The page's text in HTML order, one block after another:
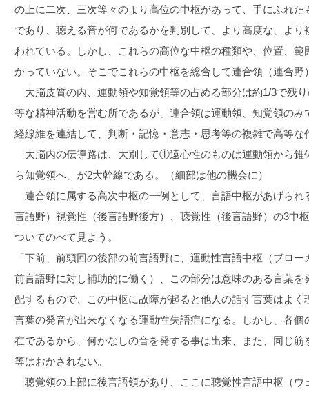
の上に二次、三次等々のより高位の中枢があって、手にふれ
であり、聴える音が何であるかを判別して、より高度な、よ
われている。しかし、これらの高位な中枢の種類や、位置、
かっていない。そこでこれらの中枢を総合して連合領（連合野
大脳皮質の内、運動領や知覚領等の占める部分は約1/3で残
等な精神活動を営む所であるが、連合領は運動領、知覚領の
経線維を連結して、判断・記憶・意志・思考等の複雑で高等な
大脳内の伝導路は、大別して①遠心性のものは運動領から
ら知覚領へ、が2大幹線である。（細部は他の機会に）
連合領に属する高次中枢の一例として、言語中枢があげられ
言語野）視覚性（後言語野後方）、聴覚性（後言語野）の3中
ついてのべて見よう。
「下前、前頭回の後部の前言語野に、運動性言語中枢（ブロ
前言語野に対し補助的に働く）、この部分は意味のある言葉
配するもので、この中枢に故障が起ると他人の話す言葉はよ
言葉の発音が出来なくなる運動性失語症になる。しかし、各
在であるから、何かなしの音を発する事は出来、また、同じ
等はおかされない。
聴覚領の上部に後言語領があり、ここに聴覚性言語中枢（ウ